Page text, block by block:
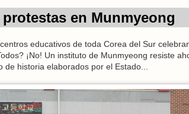
en Munmyeong
educativos de toda Corea del Sur
¡No! Un instituto de Munmyeong resiste
historia elaborados por el Estado...